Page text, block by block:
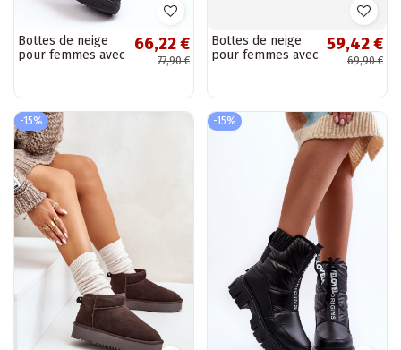
Bottes de neige
pour femmes avec
Įjungtabilla
66,22 €
77,90 €
Bottes de neige
pour femmes avec
59,42 €
69,90 €
-15% -15%